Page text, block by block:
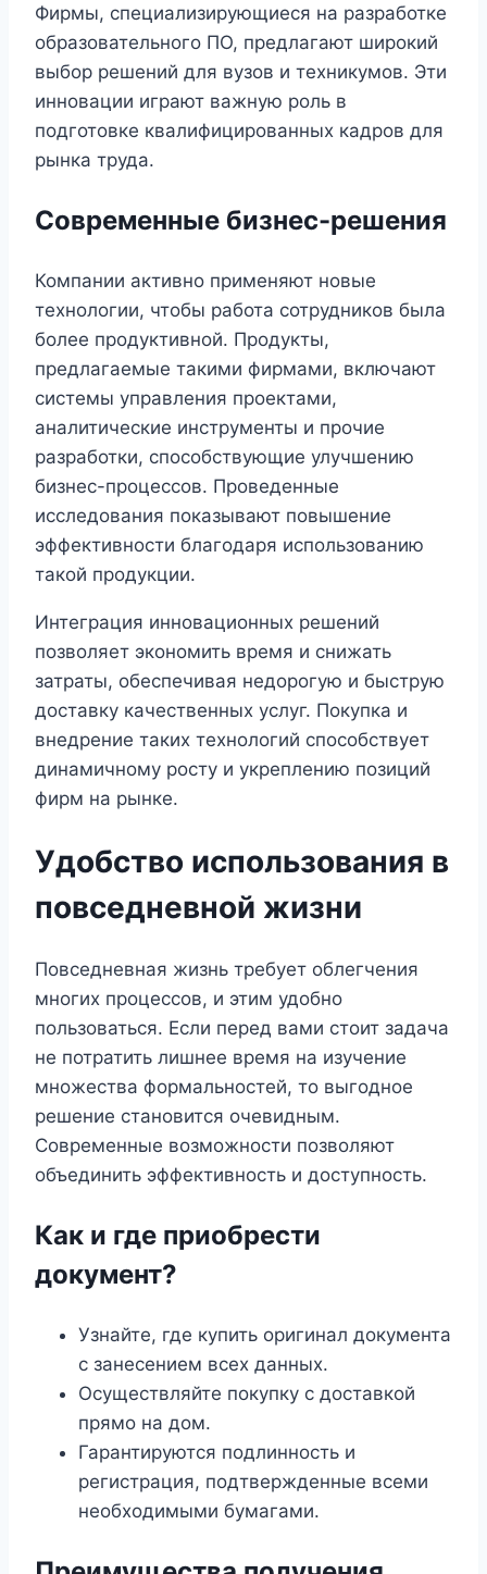
Фирмы, специализирующиеся на разработке
образовательного ПО, предлагают широкий
выбор решений для вузов и техникумов. Эти
инновации играют важную роль в
подготовке квалифицированных кадров для
рынка труда.
Современные бизнес-решения
Компании активно применяют новые
технологии, чтобы работа сотрудников была
более продуктивной. Продукты,
предлагаемые такими фирмами, включают
системы управления проектами,
аналитические инструменты и прочие
разработки, способствующие улучшению
бизнес-процессов. Проведенные
исследования показывают повышение
эффективности благодаря использованию
такой продукции.
Интеграция инновационных решений
позволяет экономить время и снижать
затраты, обеспечивая недорогую и быструю
доставку качественных услуг. Покупка и
внедрение таких технологий способствует
динамичному росту и укреплению позиций
фирм на рынке.
Удобство использования в
повседневной жизни
Повседневная жизнь требует облегчения
многих процессов, и этим удобно
пользоваться. Если перед вами стоит задача
не потратить лишнее время на изучение
множества формальностей, то выгодное
решение становится очевидным.
Современные возможности позволяют
объединить эффективность и доступность.
Как и где приобрести
документ?
Узнайте, где купить оригинал документа
с занесением всех данных.
Осуществляйте покупку с доставкой
прямо на дом.
Гарантируются подлинность и
регистрация, подтвержденные всеми
необходимыми бумагами.